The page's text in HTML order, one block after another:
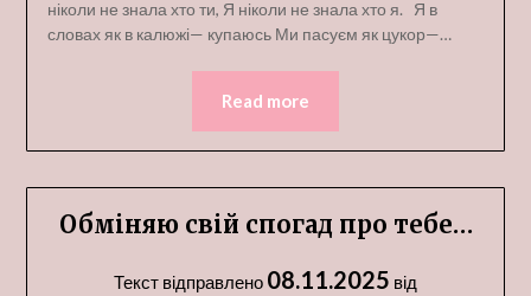
ніколи не знала хто ти, Я ніколи не знала хто я. Я в
словах як в калюжі— купаюсь Ми пасуєм як цукор—…
Read more
Обміняю свій спогад про тебе…
Текст відправлено 08.11.2025 від